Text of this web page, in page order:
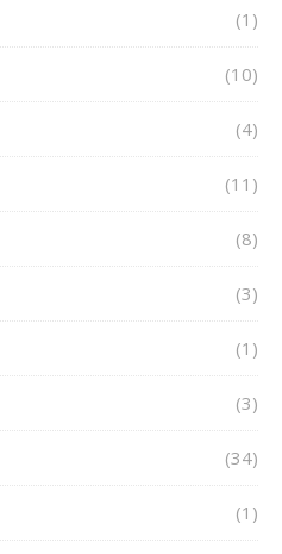
(1)
(10)
(4)
(11)
(8)
(3)
(1)
(3)
(34)
(1)